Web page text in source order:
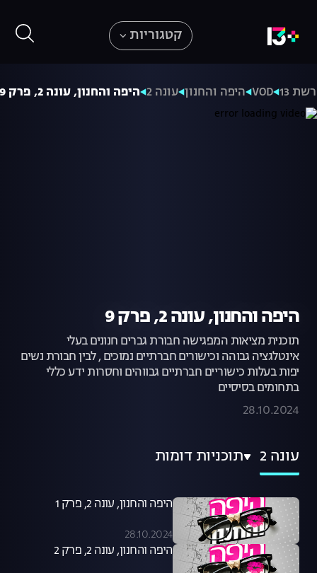
קטגוריות
רשת 13 VOD היפה והחנון עונה 2 היפה והחנון, עונה 2, פרק 9
היפה והחנון, עונה 2, פרק 9
תוכנית מציאות המפגישה חבורת גברים חנונים בעלי
אינטלגציה גבוהה וכישורים חברתיים נמוכים , לבין חבורת נשים
יפות בעלות כישוריים חברתיים גבווהים וחסרות ידע כללי
בתחומים בסיסיים
28.10.2024
עונה 2 תוכניות דומות
היפה והחנון, עונה 2, פרק 1
28.10.2024
היפה והחנון, עונה 2, פרק 2